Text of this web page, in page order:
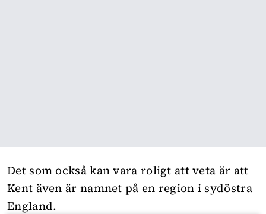
Det som också kan vara roligt att veta är att
Kent även är namnet på en region i sydöstra
England.